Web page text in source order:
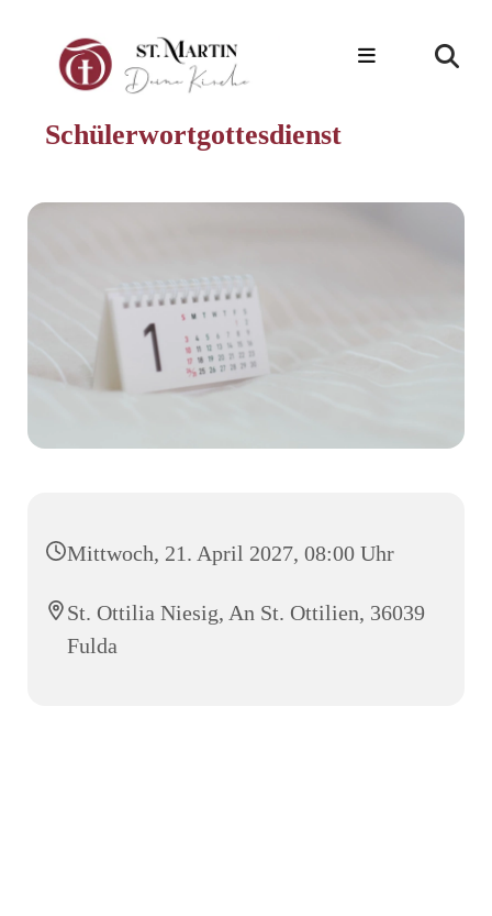
Schülerwortgottesdienst
Mittwoch, 21. April 2027, 08:00 Uhr
St. Ottilia Niesig, An St. Ottilien, 36039
Fulda